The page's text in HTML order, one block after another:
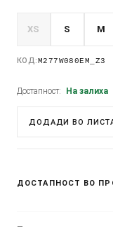
XS S M
КОД: M277W080EM_Z3
Достапност: На залиха
ДОДАДИ ВО
ДОСТАПНОСТ ВО